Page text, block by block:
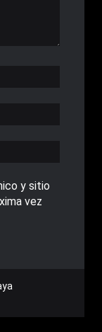
y sitio
vez